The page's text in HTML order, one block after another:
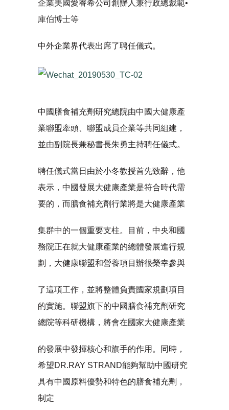
企業美國愛睿希公司創辦人兼行政總裁範•
庫伯博士等
中外企業界代表出席了聘任儀式。
中國膳食補充劑研究總院由中國大健康產
業聯盟牽頭、聯盟成員企業等共同組建，
並由副院長兼秘書長朱勇主持聘任儀式。
聘任儀式當日由於小冬教授首先致辭，他
表示，中國發展大健康產業是符合時代需
要的，而膳食補充劑行業將是大健康產業
集群中的一個重要支柱。目前，中央和國
務院正在就大健康產業的總體發展進行規
劃，大健康聯盟和營養項目辦很榮幸參與
了這項工作，並將整體負責國家規劃項目
的實施。聯盟旗下的中國膳食補充劑研究
總院等科研機構，將會在國家大健康產業
的發展中發揮核心和旗手的作用。同時，
希望DR.RAY STRAND能夠幫助中國研究
具有中國原料優勢和特色的膳食補充劑，
制定